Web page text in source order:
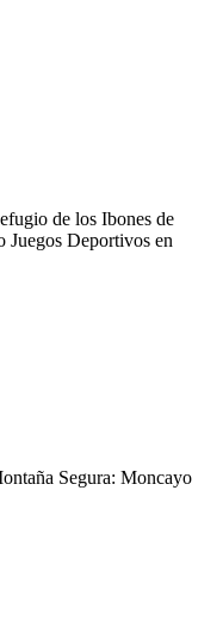
de los Ibones de
Juegos Deportivos en
Segura: Moncayo